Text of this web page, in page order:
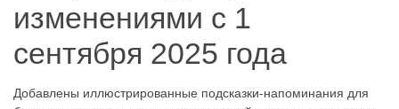
изменениями с 1
сентября 2025 года
Добавлены иллюстрированные подсказки-напоминания для